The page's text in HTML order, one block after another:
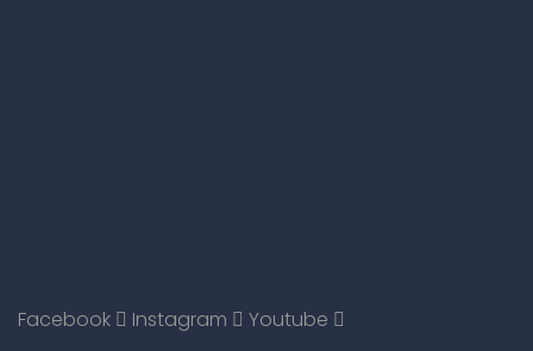
Facebook Instagram Youtube